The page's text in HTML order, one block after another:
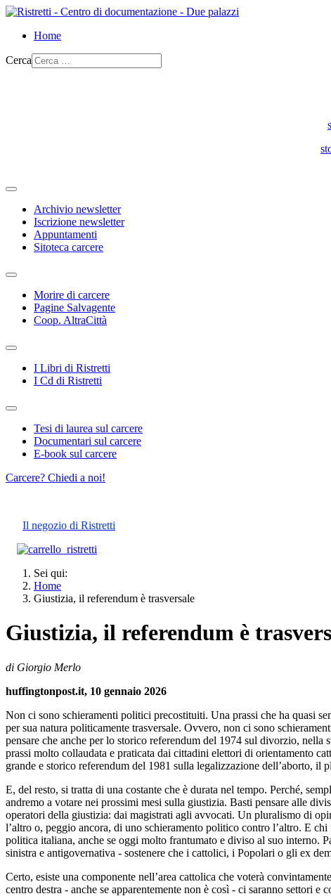
Home
Cerca
Archivio newsletter
Iscrizione newsletter
Appuntamenti
Sitoteca carcere
Morire di carcere
Pagine Salvagente
Coop. AltraCittà
I Libri di Ristretti
I Cd di Ristretti
Tesi di laurea sul carcere
Documentari sul carcere
E-book sul carcere
Carcere? Chiedi a noi!
Il negozio di Ristretti
Sei qui:
Home
Giustizia, il referendum è trasversale
Giustizia, il referendum è
di Giorgio Merlo
huffingtonpost.it, 10 gennaio 2026
Non ci sono schieramenti politici precostituiti. Una prassi che ha quasi
per sua natura politicamente trasversale. Ovvero, non ci sono
pensare che anche per lo storico referendum del 1974 sul divorzio, nella
prassi molto collaudata e praticata dai cittadini elettori di orientamento
grande e storico referendum del 1981 sulla legalizzazione dell’aborto,
E, del resto, si tratta di una costante che è durata nel tempo. Perché,
andremo a votare nei prossimi mesi sulla giustizia. Basti pensare alle
operatori della giustizia: dai magistrati agli avvocati. Un pluralismo di
l’altro o, peggio ancora, di uno schieramento politico contro l’altro. E
politica italiana, anche se oggi molto frantumato e diviso al suo interno.
sinistra e antigovernativa - sostenere che i cattolici, i Popolari o gli ex
Certo, esiste una componente nell’area cattolica che voterà
centro destra - anche se apparentemente non è così - ci saranno settori